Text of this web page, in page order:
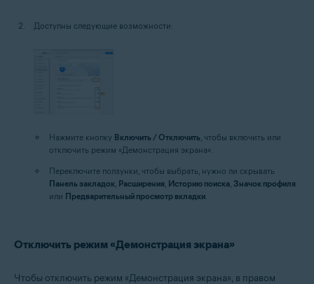
Доступны следующие возможности:
Нажмите кнопку Включить / Отключить, чтобы включить или
отключить режим «Демонстрация экрана».
Переключите ползунки, чтобы выбрать, нужно ли скрывать
Панель закладок, Расширения, Историю поиска, Значок профиля
или Предварительный просмотр вкладки.
Отключить режим «Демонстрация экрана»
Чтобы отключить режим «Демонстрация экрана», в правом